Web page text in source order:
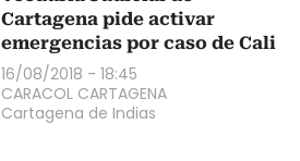
Cartagena pide activar
emergencias por caso de Cali
16/08/2018 - 18:45
CARACOL CARTAGENA
Cartagena de Indias